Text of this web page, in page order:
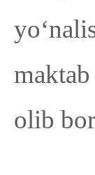
olib